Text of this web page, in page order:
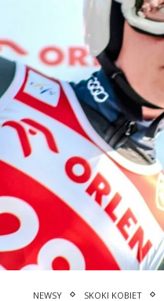
NEWSY SKOKI KOBIET